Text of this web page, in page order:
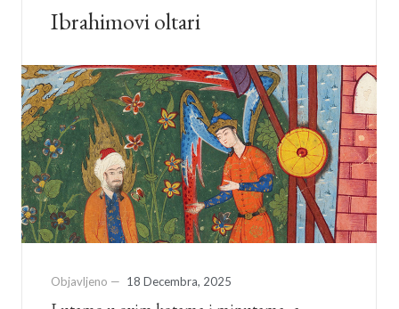
Ibrahimovi oltari
Objavljeno — 18 Decembra, 2025